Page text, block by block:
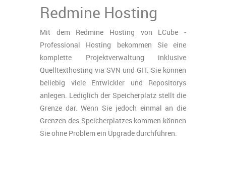
Redmine Hosting
Mit dem Redmine Hosting von LCube -
Professional Hosting bekommen Sie eine
komplette Projektverwaltung inklusive
Quelltexthosting via SVN und GIT. Sie können
beliebig viele Entwickler und Repositorys
anlegen. Lediglich der Speicherplatz stellt die
Grenze dar. Wenn Sie jedoch einmal an die
Grenzen des Speicherplatzes kommen können
Sie ohne Problem ein Upgrade durchführen.